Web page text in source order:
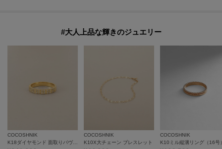
#大人上品な輝きのジュエリー
COCOSHNIK
COCOSHNIK
K10X大チェーン ブレスレット
COCOSHNIK
K10ミル縦溝リング（16号